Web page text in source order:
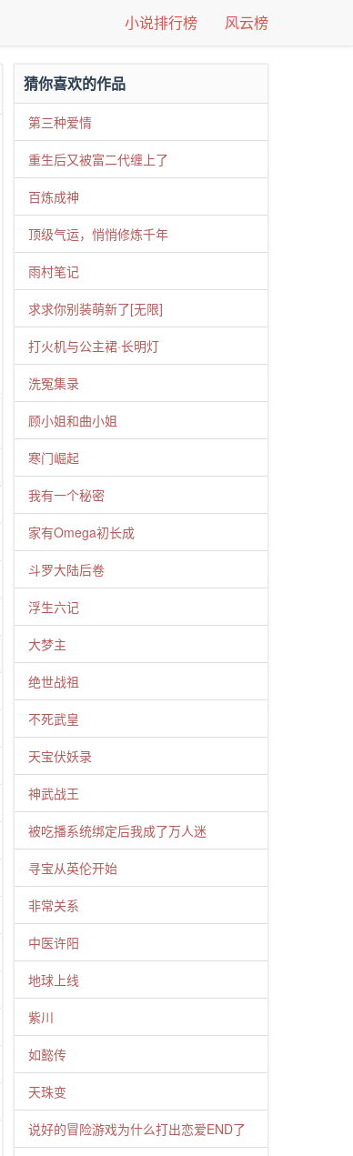
小说排行榜 风云榜
猜你喜欢的作品
第三种爱情
重生后又被富二代缠上了
百炼成神
顶级气运，悄悄修炼千年
雨村笔记
求求你别装萌新了[无限]
打火机与公主裙·长明灯
洗冤集录
顾小姐和曲小姐
寒门崛起
我有一个秘密
家有Omega初长成
斗罗大陆后卷
浮生六记
大梦主
绝世战祖
不死武皇
天宝伏妖录
神武战王
被吃播系统绑定后我成了万人迷
寻宝从英伦开始
非常关系
中医许阳
地球上线
紫川
如懿传
天珠变
说好的冒险游戏为什么打出恋爱END了